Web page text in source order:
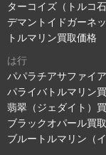
ターコイズ（トルコ
デマントイドガーネ
トルマリン買取価格
は行
パパラチアサファイ
パライバトルマリン
翡翠（ジェダイト）
ブラックオパール買
ブルートルマリン（